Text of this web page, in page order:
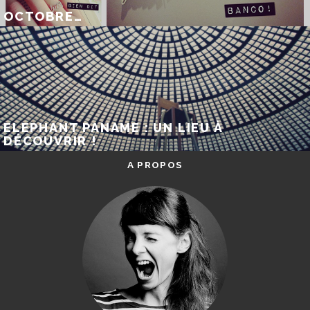
OCTOBRE…
ELEPHANT PANAME : UN LIEU À
DÉCOUVRIR !
A PROPOS